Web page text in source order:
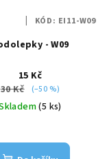
- W09
15 Kč
30 Kč
(–50 %)
(5 ks)
KÓD: EI11-W09